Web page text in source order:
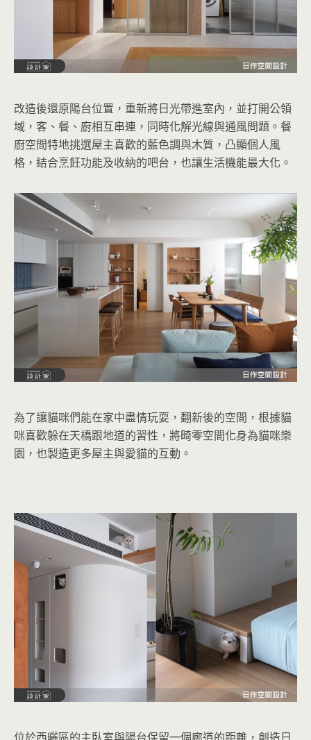
改造後還原陽台位置，重新將日光帶進室內，並打開公領
域，客、餐、廚相互串連，同時化解光線與通風問題。餐
廚空間特地挑選屋主喜歡的藍色調與木質，凸顯個人風
格，結合烹飪功能及收納的吧台，也讓生活機能最大化。
為了讓貓咪們能在家中盡情玩耍，翻新後的空間，根據貓
咪喜歡躲在天橋跟地道的習性，將畸零空間化身為貓咪樂
園，也製造更多屋主與愛貓的互動。